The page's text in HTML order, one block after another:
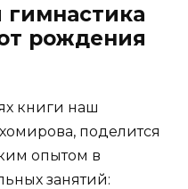
гимнастика
рождения
книги наш
поделится
опытом в
занятий: